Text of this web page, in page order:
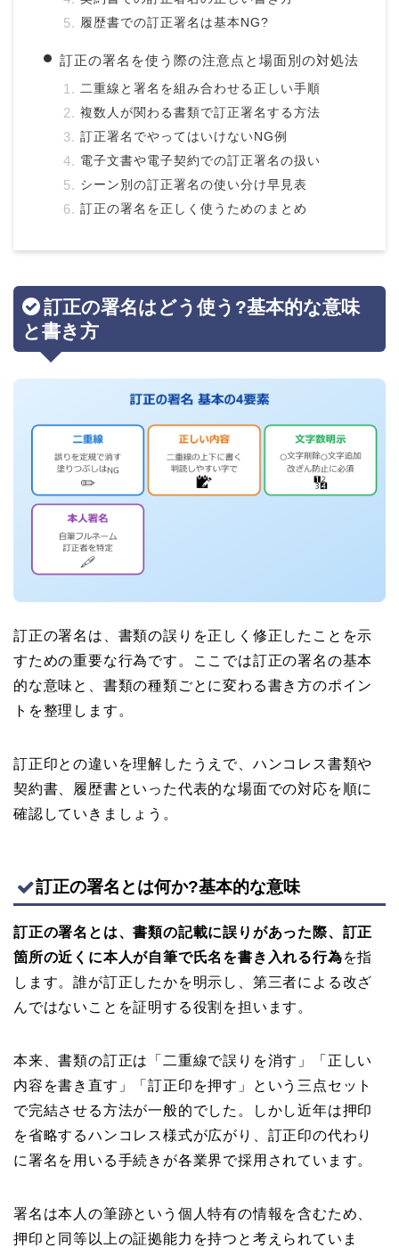
履歴書での訂正署名は基本NG?
訂正の署名を使う際の注意点と場面別の対処法
二重線と署名を組み合わせる正しい手順
複数人が関わる書類で訂正署名する方法
訂正署名でやってはいけないNG例
電子文書や電子契約での訂正署名の扱い
シーン別の訂正署名の使い分け早見表
訂正の署名を正しく使うためのまとめ
訂正の署名はどう使う?基本的な意味
と書き方
訂正の署名は、書類の誤りを正しく修正したことを示
すための重要な行為です。ここでは訂正の署名の基本
的な意味と、書類の種類ごとに変わる書き方のポイン
トを整理します。
訂正印との違いを理解したうえで、ハンコレス書類や
契約書、履歴書といった代表的な場面での対応を順に
確認していきましょう。
訂正の署名とは何か?基本的な意味
訂正の署名とは、書類の記載に誤りがあった際、訂正
箇所の近くに本人が自筆で氏名を書き入れる行為を指
します。誰が訂正したかを明示し、第三者による改ざ
んではないことを証明する役割を担います。
本来、書類の訂正は「二重線で誤りを消す」「正しい
内容を書き直す」「訂正印を押す」という三点セット
で完結させる方法が一般的でした。しかし近年は押印
を省略するハンコレス様式が広がり、訂正印の代わり
に署名を用いる手続きが各業界で採用されています。
署名は本人の筆跡という個人特有の情報を含むため、
押印と同等以上の証拠能力を持つと考えられていま